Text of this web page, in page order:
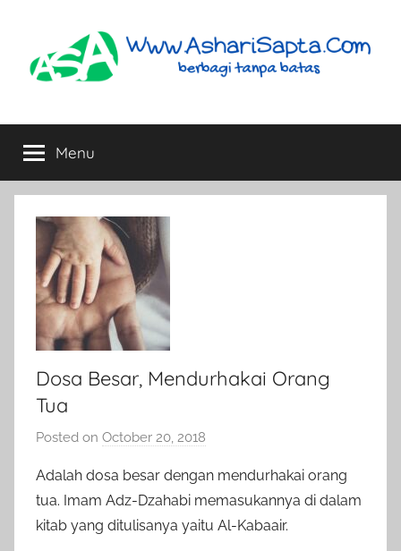
content
AshariSapta.Com
Batas
Menu
Dosa Besar, Mendurhakai Orang
Tua
Posted on October 20, 2018
a
d
m
Adalah dosa besar dengan mendurhakai orang
tua. Imam Adz-Dzahabi memasukannya di dalam
kitab yang ditulisanya yaitu Al-Kabaair.